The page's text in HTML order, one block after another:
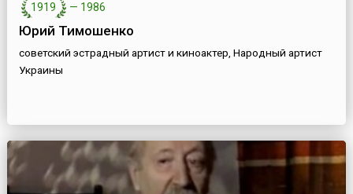
1919 — 1986
Юрий Тимошенко
советский эстрадный артист и киноактер, Народный артист
Украины